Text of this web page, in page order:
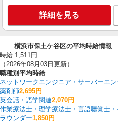
詳細を見る
横浜市保土ケ谷区の平均時給情報
時給 1,511円
（2026年08月03日更新）
職種別平均時給
ネットワークエンジニア・サーバーエン
薬剤師2,695円
英会話・語学関連2,070円
作業療法士・理学療法士・言語聴覚士
ラウンダー1,850円